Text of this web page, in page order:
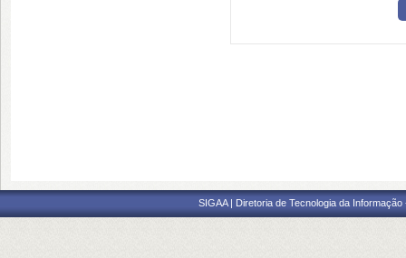
SIGAA | Diretoria de Tecnologia da